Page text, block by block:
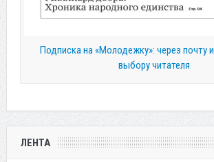
Подписка на «Молодежку»: через почту
выбору читателя
ЛЕНТА